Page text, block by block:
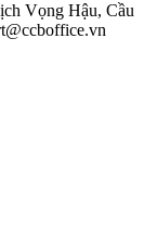
Vọng Hậu, Cầu